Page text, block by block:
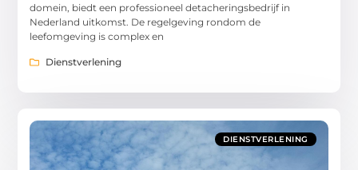
domein, biedt een professioneel detacheringsbedrijf in
Nederland uitkomst. De regelgeving rondom de
leefomgeving is complex en
Dienstverlening
DIENSTVERLENING